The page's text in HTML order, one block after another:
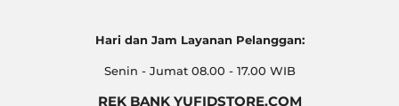
Hari dan Jam Layanan Pelanggan:
Senin - Jumat 08.00 - 17.00 WIB
REK BANK YUFIDSTORE.COM